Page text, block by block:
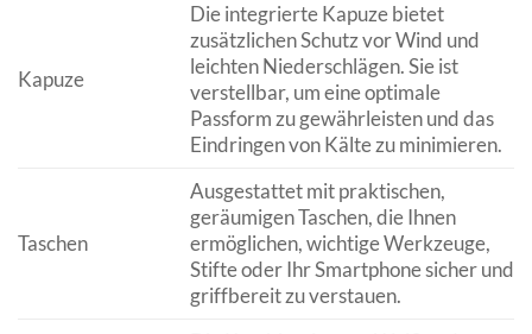
Kapuze
Die integrierte Kapuze bietet
zusätzlichen Schutz vor Wind und
leichten Niederschlägen. Sie ist
verstellbar, um eine optimale
Passform zu gewährleisten und das
Eindringen von Kälte zu minimieren.
Taschen
Ausgestattet mit praktischen,
geräumigen Taschen, die Ihnen
ermöglichen, wichtige Werkzeuge,
Stifte oder Ihr Smartphone sicher und
griffbereit zu verstauen.